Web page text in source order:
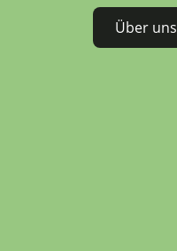
Über uns